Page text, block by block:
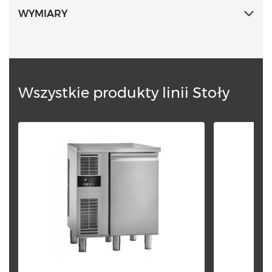
WYMIARY
Wszystkie produkty linii Stoły